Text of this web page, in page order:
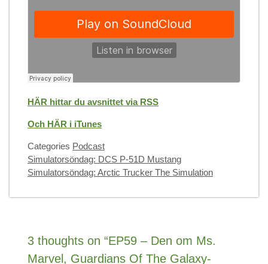
HÄR hittar du avsnittet via RSS
Och HÄR i iTunes
Categories Podcast
Simulatorsöndag: DCS P-51D Mustang
Simulatorsöndag: Arctic Trucker The Simulation
3 thoughts on “EP59 – Den om Ms.
Marvel, Guardians Of The Galaxy-